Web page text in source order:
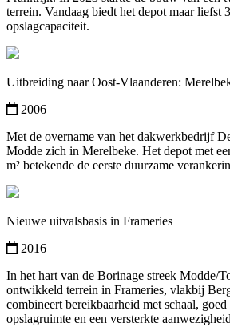
terrein. Vandaag biedt het depot maar liefst
opslagcapaciteit.
Uitbreiding naar Oost-Vlaanderen:
2006
Met de overname van het dakwerkbedrijf
Modde zich in Merelbeke. Het depot met
m² betekende de eerste duurzame
Nieuwe uitvalsbasis in Frameries
2016
In het hart van de Borinage streek Modde/
ontwikkeld terrein in Frameries, vlakbij
combineert bereikbaarheid met schaal,
opslagruimte en een versterkte